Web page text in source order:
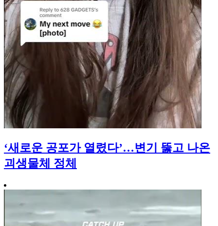
‘새로운 공포가 열렸다’…변기 뚫고 나온
괴생물체 정체